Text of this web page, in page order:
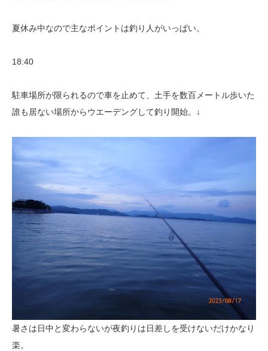
夏休み中なので主なポイントは釣り人がいっぱい。
18:40
駐車場所が限られるので車を止めて、土手を数百メートル歩いた
誰も居ない場所からウエーデングして釣り開始。↓
暑さは日中と変わらないが夜釣りは日差しを受けないだけかなり
楽。